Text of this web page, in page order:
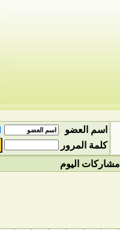
اسم العضو
كلمة المرور
مشاركات اليوم